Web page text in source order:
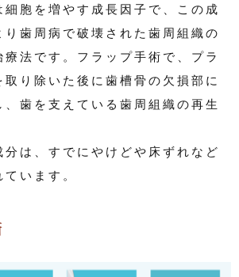
細胞を増やす成長因子で、この成
歯周病で破壊された歯周組織の
法です。フラップ手術で、プラ
り除いた後に歯槽骨の欠損部に
、歯を支えている歯周組織の再生
分は、すでにやけどや床ずれなど
います。